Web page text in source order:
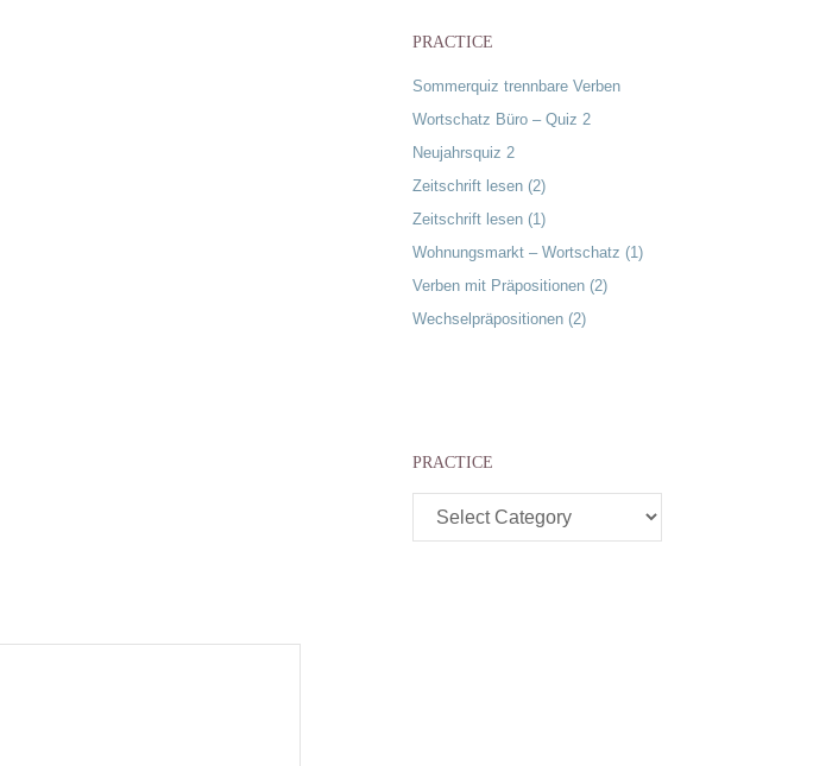
PRACTICE
Sommerquiz trennbare Verben
Wortschatz Büro – Quiz 2
Neujahrsquiz 2
Zeitschrift lesen (2)
Zeitschrift lesen (1)
Wohnungsmarkt – Wortschatz (1)
Verben mit Präpositionen (2)
Wechselpräpositionen (2)
PRACTICE